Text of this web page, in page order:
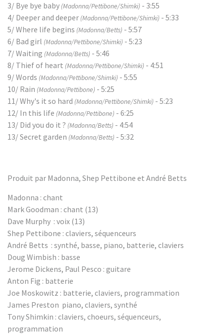
3/ Bye bye baby (Madonna/Pettibone/Shimki) - 3:55
4/ Deeper and deeper (Madonna/Pettibone/Shimki) - 5:33
5/ Where life begins (Madonna/Betts) - 5:57
6/ Bad girl (Madonna/Pettibone/Shimki) - 5:23
7/ Waiting (Madonna/Betts) - 5:46
8/ Thief of heart (Madonna/Pettibone/Shimki) - 4:51
9/ Words (Madonna/Pettibone/Shimki) - 5:55
10/ Rain (Madonna/Pettibone) - 5:25
11/ Why's it so hard (Madonna/Pettibone/Shimki) - 5:23
12/ In this life (Madonna/Pettibone) - 6:25
13/ Did you do it ? (Madonna/Betts) - 4:54
13/ Secret garden (Madonna/Betts) - 5:32
Produit par Madonna, Shep Pettibone et André Betts
Madonna : chant
Mark Goodman : chant (13)
Dave Murphy : voix (13)
Shep Pettibone : claviers, séquenceurs
André Betts : synthé, basse, piano, batterie, claviers
Doug Wimbish : basse
Jerome Dickens, Paul Pesco : guitare
Anton Fig : batterie
Joe Moskowitz : batterie, claviers, programmation
James Preston piano, claviers, synthé
Tony Shimkin : claviers, choeurs, séquenceurs,
programmation